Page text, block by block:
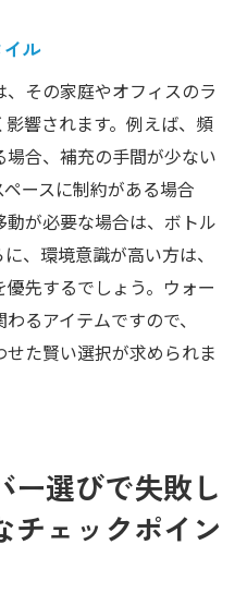
ル
その家庭やオフィスのラ
響されます。例えば、頻
合、補充の手間が少ない
ースに制約がある場合
が必要な場合は、ボトル
、環境意識が高い方は、
先するでしょう。ウォー
るアイテムですので、
た賢い選択が求められま
ー選びで失敗し
チェックポイン